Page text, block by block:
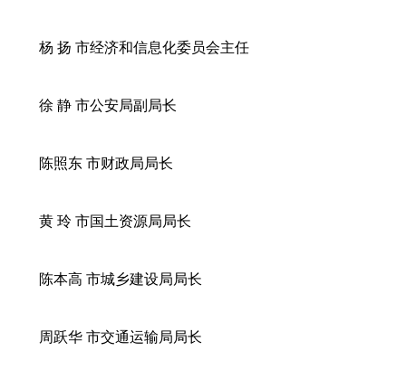
杨 扬 市经济和信息化委员会主任
徐 静 市公安局副局长
陈照东 市财政局局长
黄 玲 市国土资源局局长
陈本高 市城乡建设局局长
周跃华 市交通运输局局长